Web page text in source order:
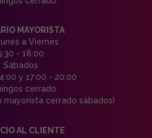
MAYORISTA
a Viernes
- 18:00
Sábados
y 17:00 - 20:00
cerrado.
mayorista cerrado sábados)
AL CLIENTE